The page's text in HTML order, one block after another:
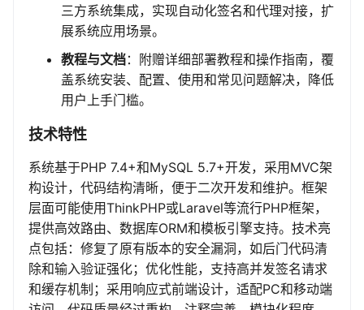
三方系统集成，实现自动化签名和代理对接，扩
展系统应用场景。
教程与文档：附赠详细部署教程和操作指南，覆
盖系统安装、配置、使用和常见问题解决，降低
用户上手门槛。
技术特性
系统基于PHP 7.4+和MySQL 5.7+开发，采用MVC架
构设计，代码结构清晰，便于二次开发和维护。框架
层面可能使用ThinkPHP或Laravel等流行PHP框架，
提供高效路由、数据库ORM和模板引擎支持。技术亮
点包括：修复了原有版本的安全漏洞，如后门代码清
除和输入验证强化；优化性能，支持高并发签名请求
和缓存机制；采用响应式前端设计，适配PC和移动端